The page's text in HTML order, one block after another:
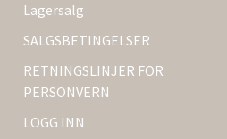
Lagersalg
SALGSBETINGELSER
RETNINGSLINJER FOR
PERSONVERN
LOGG INN